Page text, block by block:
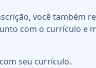
você também
com o currículo e
seu currículo.